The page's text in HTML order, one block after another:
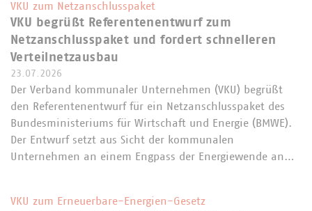
VKU zum Netzanschlusspaket
VKU begrüßt Referentenentwurf zum
Netzanschlusspaket und fordert schnelleren
Verteilnetzausbau
23.07.2026
Der Verband kommunaler Unternehmen (VKU) begrüßt
den Referentenentwurf für ein Netzanschlusspaket des
Bundesministeriums für Wirtschaft und Energie (BMWE).
Der Entwurf setzt aus Sicht der kommunalen
Unternehmen an einem Engpass der Energiewende an…
VKU zum Erneuerbare-Energien-Gesetz